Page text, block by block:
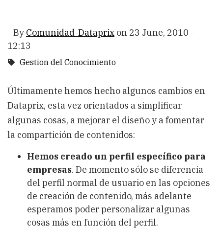
By Comunidad-Dataprix on 23 June, 2010 -
12:13
Gestion del Conocimiento
Últimamente hemos hecho algunos cambios en
Dataprix, esta vez orientados a simplificar
algunas cosas, a mejorar el diseño y a fomentar
la compartición de contenidos:
Hemos creado un perfil específico para
empresas. De momento sólo se diferencia
del perfil normal de usuario en las opciones
de creación de contenido, más adelante
esperamos poder personalizar algunas
cosas más en función del perfil.